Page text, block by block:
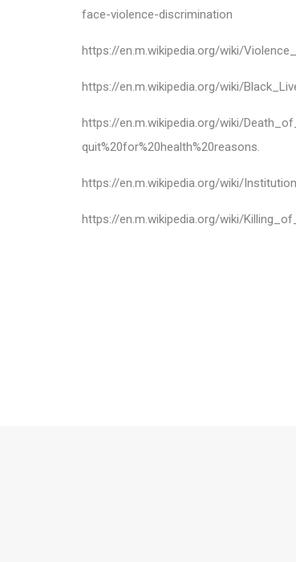
face-violence-discrimination
https://en.m.wikipedia.org/wiki/
https://en.m.wikipedia.org/wiki/
https://en.m.wikipedia.org/wiki/
quit%20for%20health%20reasons.
https://en.m.wikipedia.org/wiki/
https://en.m.wikipedia.org/wiki/